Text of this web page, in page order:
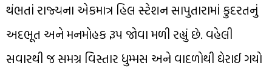
થંભતાં રાજ્યના એકમાત્ર હિલ સ્ટેશન સાપુતારામાં કુદરતનું
અદભૂત અને મનમોહક રૂપ જોવા મળી રહ્યું છે. વહેલી
સવારથી જ સમગ્ર વિસ્તાર ધુમ્મસ અને વાદળોથી ઘેરાઈ ગયો